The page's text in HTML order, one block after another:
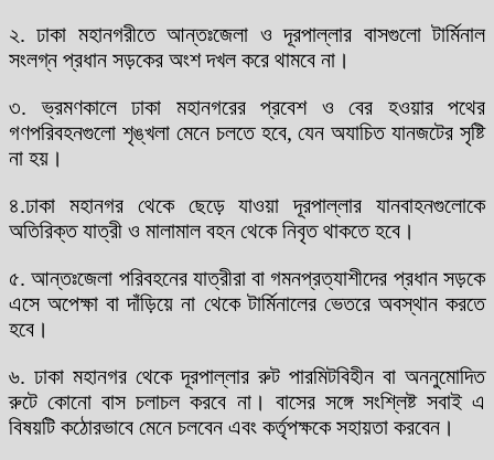
২. ঢাকা মহানগরীতে আন্তঃজেলা ও দূরপাল্লার বাসগুলো টার্মিনাল
সংলগ্ন প্রধান সড়কের অংশ দখল করে থামবে না।
৩. ভ্রমণকালে ঢাকা মহানগরের প্রবেশ ও বের হওয়ার পথের
গণপরিবহনগুলো শৃঙ্খলা মেনে চলতে হবে, যেন অযাচিত যানজটের সৃষ্টি
না হয়।
৪.ঢাকা মহানগর থেকে ছেড়ে যাওয়া দূরপাল্লার যানবাহনগুলোকে
অতিরিক্ত যাত্রী ও মালামাল বহন থেকে নিবৃত থাকতে হবে।
৫. আন্তঃজেলা পরিবহনের যাত্রীরা বা গমনপ্রত্যাশীদের প্রধান সড়কে
এসে অপেক্ষা বা দাঁড়িয়ে না থেকে টার্মিনালের ভেতরে অবস্থান করতে
হবে।
৬. ঢাকা মহানগর থেকে দূরপাল্লার রুট পারমিটবিহীন বা অননুমোদিত
রুটে কোনো বাস চলাচল করবে না। বাসের সঙ্গে সংশ্লিষ্ট সবাই এ
বিষয়টি কঠোরভাবে মেনে চলবেন এবং কর্তৃপক্ষকে সহায়তা করবেন।